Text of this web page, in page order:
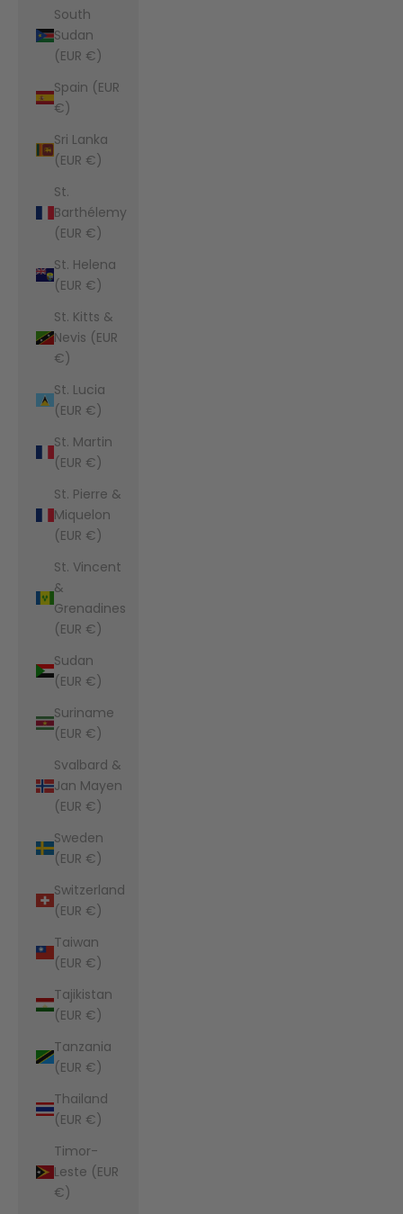
South
Sudan
(EUR €)
Spain (EUR
€)
Sri Lanka
(EUR €)
St.
Barthélemy
(EUR €)
St. Helena
(EUR €)
St. Kitts &
Nevis (EUR
€)
St. Lucia
(EUR €)
St. Martin
(EUR €)
St. Pierre &
Miquelon
(EUR €)
St. Vincent
&
Grenadines
(EUR €)
Sudan
(EUR €)
Suriname
(EUR €)
Svalbard &
Jan Mayen
(EUR €)
Sweden
(EUR €)
Switzerland
(EUR €)
Taiwan
(EUR €)
Tajikistan
(EUR €)
Tanzania
(EUR €)
Thailand
(EUR €)
Timor-
Leste (EUR
€)